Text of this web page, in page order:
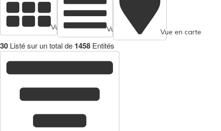
Vue en cartes Vue tabulaire Vue en carte
30 Listé sur un total de 1458 Entités